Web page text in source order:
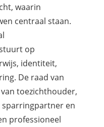
waarin
centraal staan.
op
identiteit,
De raad van
toezichthouder,
sparringpartner en
professioneel